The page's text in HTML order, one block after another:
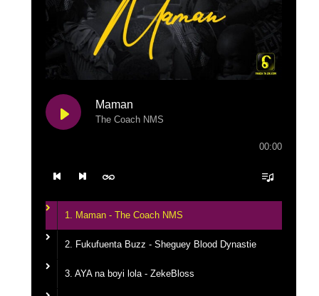
Maman
The Coach NMS
00:00
1. Maman - The Coach NMS
2. Fukufuenta Buzz - Sheguey Blood Dynastie
3. AYA na boyi lola - ZekeBloss